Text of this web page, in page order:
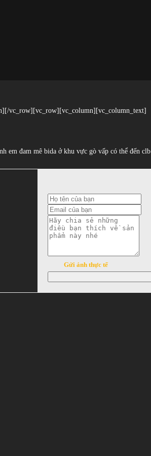
vc_row][vc_row][vc_column][vc_column_text]
em đam mê bida ở khu vực gò vấp có thể đến
Gửi ảnh thực tế